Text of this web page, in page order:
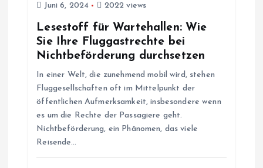
Juni 6, 2024
2022 views
Lesestoff für Wartehallen: Wie
Sie Ihre Fluggastrechte bei
Nichtbeförderung durchsetzen
In einer Welt, die zunehmend mobil wird, stehen
Fluggesellschaften oft im Mittelpunkt der
öffentlichen Aufmerksamkeit, insbesondere wenn
es um die Rechte der Passagiere geht.
Nichtbeförderung, ein Phänomen, das viele
Reisende…